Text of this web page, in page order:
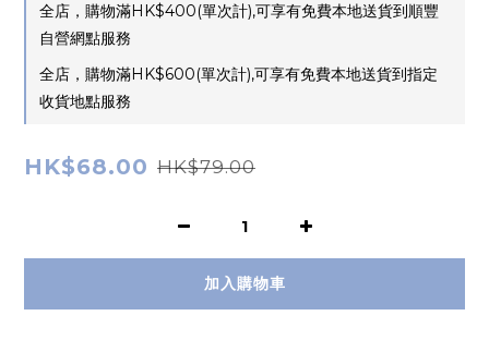
全店，購物滿HK$400(單次計),可享有免費本地送貨到順豐
自營網點服務
全店，購物滿HK$600(單次計),可享有免費本地送貨到指定
收貨地點服務
HK$68.00 HK$79.00
加入購物車